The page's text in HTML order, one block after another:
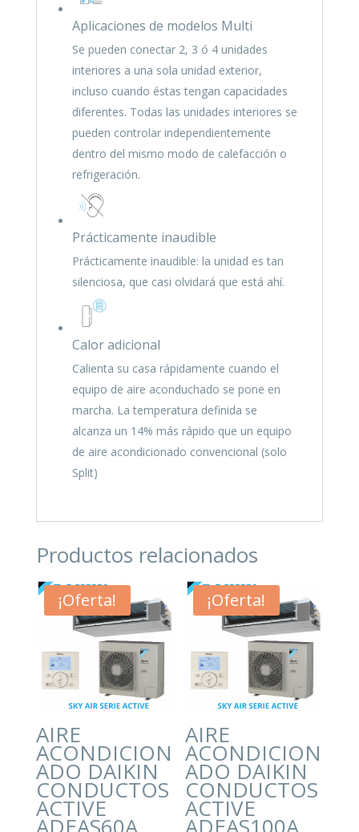
Aplicaciones de modelos Multi
Se pueden conectar 2, 3 ó 4 unidades
interiores a una sola unidad exterior,
incluso cuando éstas tengan capacidades
diferentes. Todas las unidades interiores se
pueden controlar independientemente
dentro del mismo modo de calefacción o
refrigeración.
Prácticamente inaudible
Prácticamente inaudible: la unidad es tan
silenciosa, que casi olvidará que está ahí.
Calor adicional
Calienta su casa rápidamente cuando el
equipo de aire aconduchado se pone en
marcha. La temperatura definida se
alcanza un 14% más rápido que un equipo
de aire acondicionado convencional (solo
Split)
Productos relacionados
¡Oferta!
AIRE
ACONDICION
ADO DAIKIN
CONDUCTOS
ACTIVE
¡Oferta!
AIRE
ACONDICION
ADO DAIKIN
CONDUCTOS
ACTIVE